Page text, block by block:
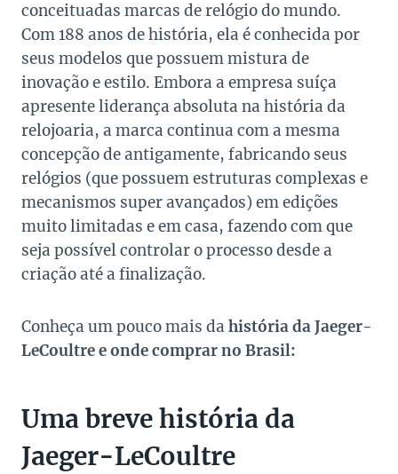
conceituadas marcas de relógio do mundo.
Com 188 anos de história, ela é conhecida por
seus modelos que possuem mistura de
inovação e estilo. Embora a empresa suíça
apresente liderança absoluta na história da
relojoaria, a marca continua com a mesma
concepção de antigamente, fabricando seus
relógios (que possuem estruturas complexas e
mecanismos super avançados) em edições
muito limitadas e em casa, fazendo com que
seja possível controlar o processo desde a
criação até a finalização.
Conheça um pouco mais da história da Jaeger-
LeCoultre e onde comprar no Brasil:
Uma breve história da
Jaeger-LeCoultre